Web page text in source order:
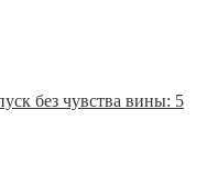
без чувства вины: 5